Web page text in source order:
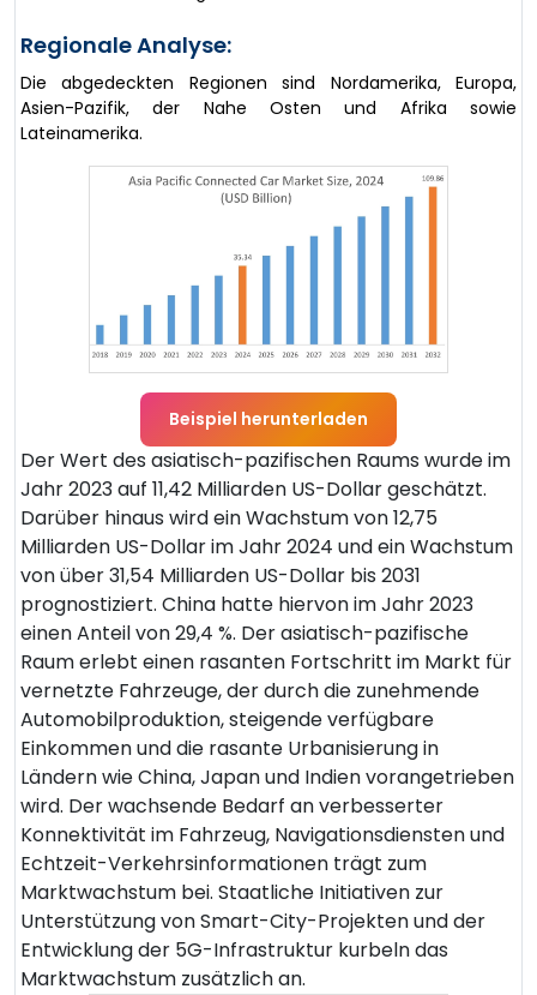
Regionale Analyse:
Die abgedeckten Regionen sind Nordamerika, Europa,
Asien-Pazifik, der Nahe Osten und Afrika sowie
Lateinamerika.
Beispiel herunterladen
Der Wert des asiatisch-pazifischen Raums wurde im
Jahr 2023 auf 11,42 Milliarden US-Dollar geschätzt.
Darüber hinaus wird ein Wachstum von 12,75
Milliarden US-Dollar im Jahr 2024 und ein Wachstum
von über 31,54 Milliarden US-Dollar bis 2031
prognostiziert. China hatte hiervon im Jahr 2023
einen Anteil von 29,4 %. Der asiatisch-pazifische
Raum erlebt einen rasanten Fortschritt im Markt für
vernetzte Fahrzeuge, der durch die zunehmende
Automobilproduktion, steigende verfügbare
Einkommen und die rasante Urbanisierung in
Ländern wie China, Japan und Indien vorangetrieben
wird. Der wachsende Bedarf an verbesserter
Konnektivität im Fahrzeug, Navigationsdiensten und
Echtzeit-Verkehrsinformationen trägt zum
Marktwachstum bei. Staatliche Initiativen zur
Unterstützung von Smart-City-Projekten und der
Entwicklung der 5G-Infrastruktur kurbeln das
Marktwachstum zusätzlich an.